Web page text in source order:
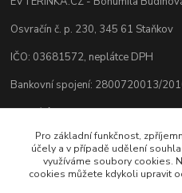
Osvračín č. p. 230, 345 61 Staňkov
IČO: 03681572, neplátce DPH
Bankovní spojení: 2800720013/
Odesíláme přes:
Pro základní funkčnost,
účely a v případě udělení
využíváme soubory cookies.
cookies můžete kdykoli upravit